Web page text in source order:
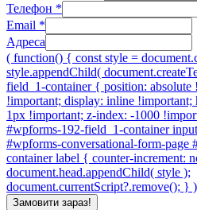
Телефон *
Email *
Адреса
( function() { const style =
style.appendChild(
field_1-container { position:
!important; display: inline
1px !important; z-index: -1000
#wpforms-192-field_1-container
#wpforms-conversational-form-page
container label { counter-increment:
document.head.appendChild( style );
document.currentScript?.remove(); }
Замовити зараз!